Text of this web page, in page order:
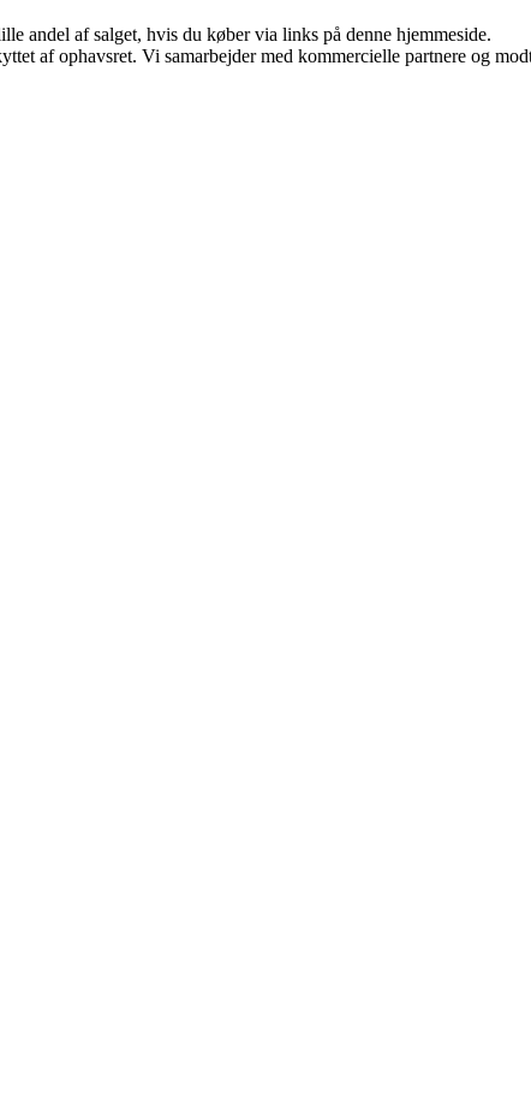
andel af salget, hvis du køber via links på denne hjemmeside.
af ophavsret. Vi samarbejder med kommercielle partnere og